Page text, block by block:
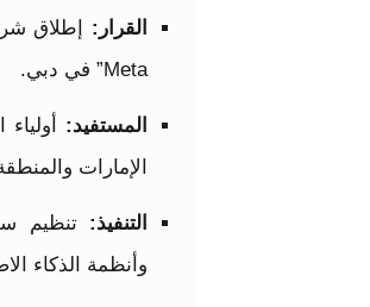
القرار:
Meta” في دبي.
المستفيد:
الإمارات
التنفيذ: تنظيم
وأنظمة الذكاء